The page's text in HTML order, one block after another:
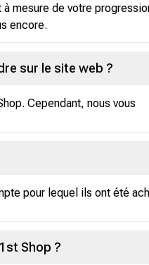
mesure de votre
encore.
sur le site web ?
Cependant, nous vous
pour lequel ils ont été
Shop ?